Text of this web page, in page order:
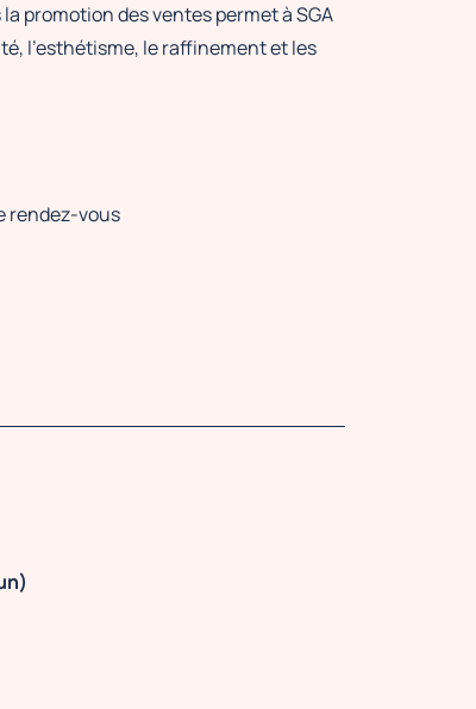
promotion des ventes permet à SGA
l’esthétisme, le raffinement et les
rendez-vous